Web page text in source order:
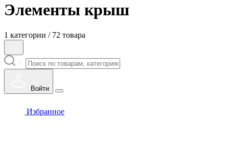
Элементы крыш
1 категории / 72 товара
Войти
Избранное